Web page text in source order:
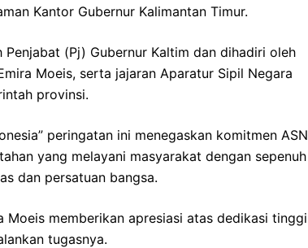
Kantor Gubernur Kalimantan Timur.
(Pj) Gubernur Kaltim dan dihadiri oleh
Moeis, serta jajaran Aparatur Sipil Negara
provinsi.
peringatan ini menegaskan komitmen ASN
yang melayani masyarakat dengan sepenuh
dan persatuan bangsa.
Moeis memberikan apresiasi atas dedikasi tinggi
tugasnya.